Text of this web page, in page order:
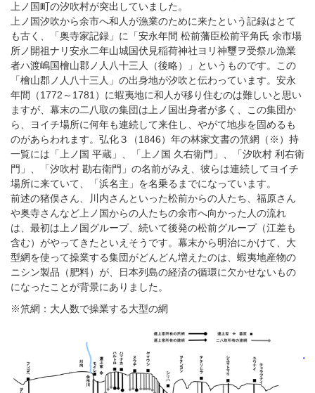
上ノ国町の汐吹村が突出していました。
上ノ国汐吹から余市へ和人が漁業のために来たという記録はとて
も古く、「奥寺家記録」に「安永年間 松前藩臣松前平角氏 余市場
所ノ開祖ナリ安永二年山城国伏見稲荷神社ヨリ神璽ヲ受祭ル漁業
者ハ渡嶋国檜山郡ノ人八十三人（後略）」というものです。この
「檜山郡ノ人八十三人」の出身地が汐吹と伝わっています。安永
年間（1772～1781）に蝦夷地に和人が移り住むのは難しいと思い
ますが、幕末の二八取の集団は上ノ国出身者が多く、この集団か
ら、ヨイチ場所に何年も連続して来住し、やがて地歩を固めるも
のがあらわれます。弘化３（1846）年の林家文書の笊網（※）持
一覧には「上ノ国 平蔵」、「上ノ国 久右衛門」、「汐吹村 利右衛
門」、「汐吹村 勘右衛門」の名前がみえ、彼らは連続してヨイチ
場所に来ていて、「浜名主」を名乗るまでになっています。
前述の猪俣さん、川内さんといった松前からの人たち、福原さん
や奥寺さんなど上ノ国からの人たちの余市へ向かった人の流れ
は、最初は上ノ国グループ、続いて後発の松前グループ（江差も
含む）がやってきたといえそうです。幕末から明治にかけて、大
型網を使って操業する集団がどんどん増えたのは、蝦夷地産物の
ニシン製品（肥料）が、日本列島の経済の循環に欠かせないもの
になったことが背景にありました。
※笊網：大人数で操業する大型の網